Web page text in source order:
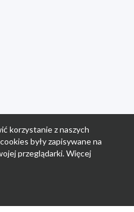
korzystanie z naszych
były zapisywane na
przeglądarki. Więcej